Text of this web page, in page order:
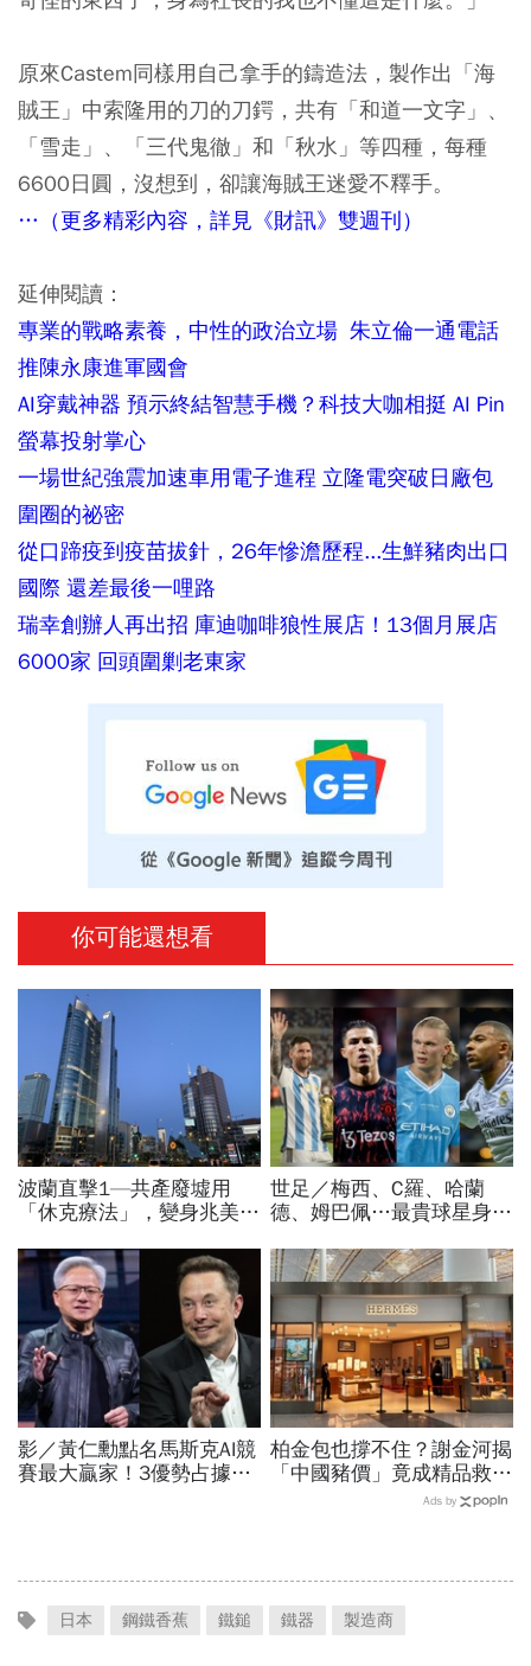
原來Castem同樣用自己拿手的鑄造法，製作出「海
賊王」中索隆用的刀的刀鍔，共有「和道一文字」、
「雪走」、「三代鬼徹」和「秋水」等四種，每種
6600日圓，沒想到，卻讓海賊王迷愛不釋手。
…（更多精彩內容，詳見《財訊》雙週刊）
延伸閱讀：
專業的戰略素養，中性的政治立場 朱立倫一通電話
推陳永康進軍國會
AI穿戴神器 預示終結智慧手機？科技大咖相挺 AI Pin
螢幕投射掌心
一場世紀強震加速車用電子進程 立隆電突破日廠包
圍圈的祕密
從口蹄疫到疫苗拔針，26年慘澹歷程...生鮮豬肉出口
國際 還差最後一哩路
瑞幸創辦人再出招 庫迪咖啡狼性展店！13個月展店
6000家 回頭圍剿老東家
你可能還想看
波蘭直擊1—共產廢墟用
「休克療法」，變身兆美元
花30年重新養活餵壯
世足／梅西、C羅、哈蘭
德、姆巴佩…最貴球星身價
國560億是墊底球隊77倍
影／黃仁勳點名馬斯克AI競
賽最大贏家！3優勢占據重
柏金包也撐不住？謝金河揭
「中國豬價」竟成精品救命
指標…內需不振愛馬仕恐怕
Ads by
日本 鋼鐵香蕉 鐵鎚 鐵器 製造商